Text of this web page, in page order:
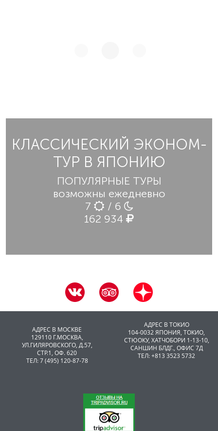
КЛАССИЧЕСКИЙ ЭКОНОМ-
ТУР В ЯПОНИЮ
ПОПУЛЯРНЫЕ ТУРЫ
возможны ежедневно
7
/ 6
162 934
АДРЕС В МОСКВЕ
129110 Г.МОСКВА,
УЛ.ГИЛЯРОВСКОГО, Д.57,
СТР.1, ОФ. 620
ТЕЛ: 7 (495) 120-87-78
АДРЕС В ТОКИО
104-0032 ЯПОНИЯ, ТОКИО,
CТЮОКУ, ХАТЧОБОРИ 1-13-10,
САНШИН БЛДГ., ОФИС 7Д
ТЕЛ: +813 3523 5732